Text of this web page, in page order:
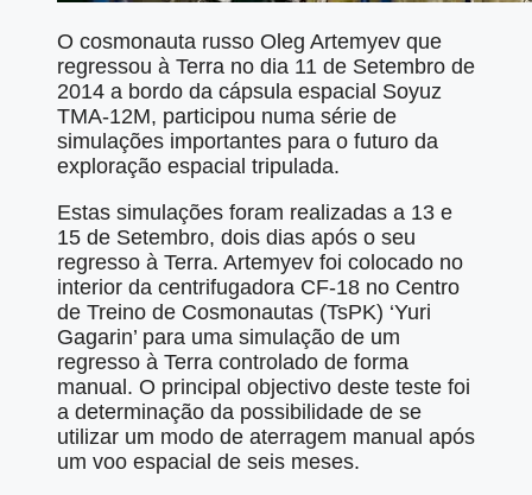
O cosmonauta russo Oleg Artemyev que
regressou à Terra no dia 11 de Setembro de
2014 a bordo da cápsula espacial Soyuz
TMA-12M, participou numa série de
simulações importantes para o futuro da
exploração espacial tripulada.
Estas simulações foram realizadas a 13 e
15 de Setembro, dois dias após o seu
regresso à Terra. Artemyev foi colocado no
interior da centrifugadora CF-18 no Centro
de Treino de Cosmonautas (TsPK) ‘Yuri
Gagarin’ para uma simulação de um
regresso à Terra controlado de forma
manual. O principal objectivo deste teste foi
a determinação da possibilidade de se
utilizar um modo de aterragem manual após
um voo espacial de seis meses.